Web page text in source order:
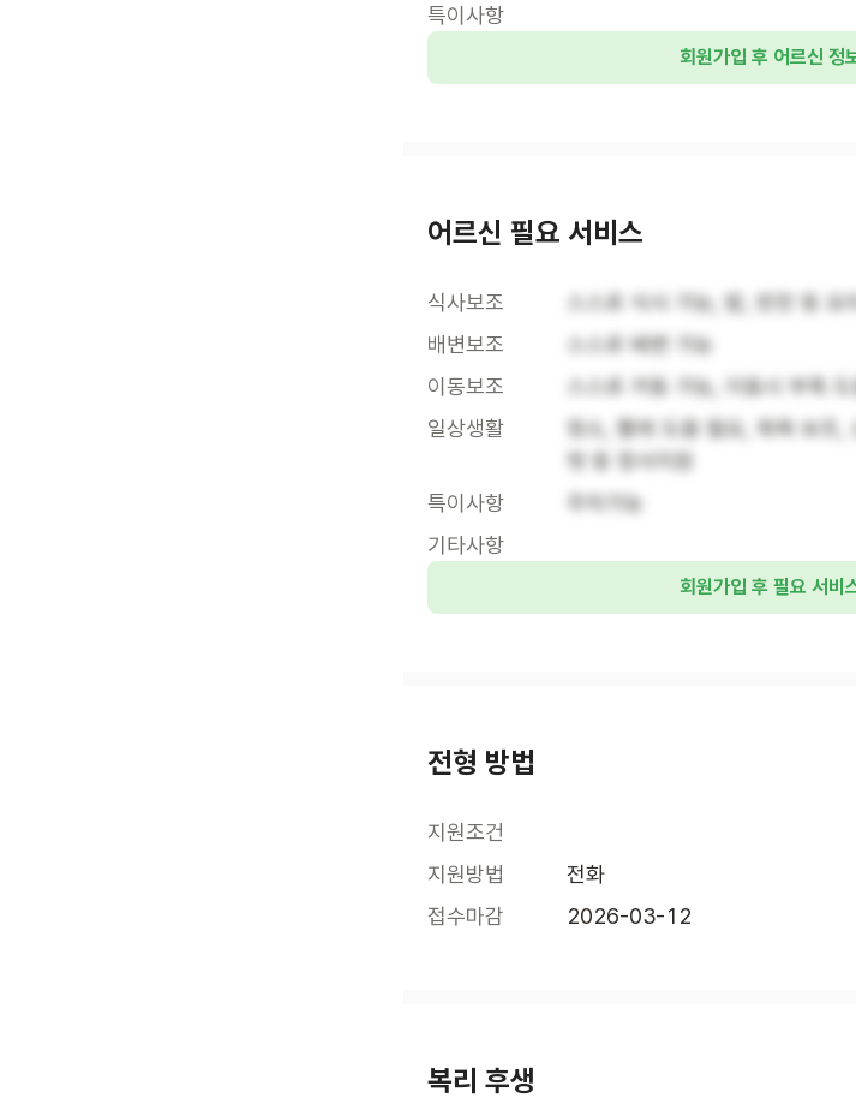
특이사항
회원가입 후 어르신 정
어르신 필요 서비스
식사보조
스스로 식사 가능, 밥, 반찬 등 요
배변보조
스스로 배변 가능
이동보조
스스로 거동 가능, 이동시 부축 도
일상생활
청소, 빨래 도움 필요, 목욕 보조
벗 등 정서지원
특이사항
주차가능
기타사항
회원가입 후 필요 서비
전형 방법
지원조건
지원방법
전화
접수마감
2026-03-12
복리 후생